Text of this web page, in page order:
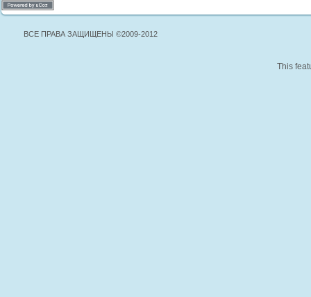
ВСЕ ПРАВА ЗАЩИЩЕНЫ ©2009-2012
This